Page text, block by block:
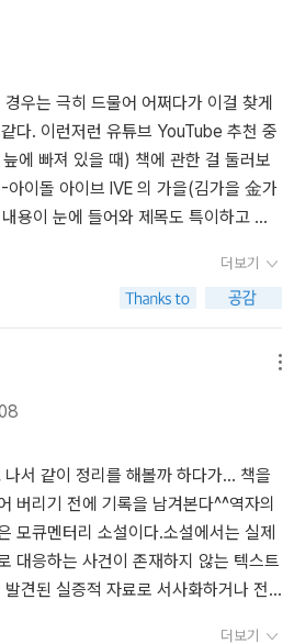
, 크고 흰, 사람처럼 생긴 동물과 같은
자의 자살이 잇따르고 있다는 ‘스피리
문의 진상을 파악하기 위한 편집자의
입니다. 그러나 연관이 없어 보이는 이
느 장소에서 벌어지는 기이한 일들’을
게 되며, 독자는 화자의 친구가 실종된
작할 수 있게 됩니다. 제가 인상 깊게 느
읽기 시작했음에도 점차 느끼게 되는
지가 ‘긴키 지방의 어느 장소’와의 연관
현실성을 획득하게 됩니다. 여러 지역
간에서 ‘있을법한 유사한’ 사건이 계속
듯’하다고 인지하게 되는 것인데, 감정
적이며 99%의 거짓에 1%의 진실만을
일 치하의 국민들이 넘어갔던 것과 유
획득한 리얼리티는 정체가 불분명한
리와 시너지 효과를 일으키게 되며, 마
의 근원에 독자는 진실로 공포감을 느
있는 마지막 부분의 화자의 독자를 향한
도돌이표를 추가하게 됩니다. 결국 처
게 되며 느끼게 되는 소름은, 나도 소설
우는 극히 드물어 어쩌다가 이걸 찾게
다. 이런저런 유튜브 YouTube 추천 중
에 빠져 있을 때) 책에 관한 걸 둘러보
아이돌 아이브 IVE 의 가을(김가을 金가
용이 눈에 들어와 제목도 특이하고 어
미롭게 읽을 수 있을 것 같다. 괜한 으스
이 들기는 하지만 아주 괴로운 기분으
서 읽을 정도는 아니라) 꽤 재미나다는
질거리긴 하지만. 도쿄에서 오
하거나, 가끔은 라디오나 지방 방송의
도 하는 작가 세스지(필명)는 어느 날 인
시작한다. “제 친구가 소식이 끊기고 말
를 구하고 있습니다.”라는 호소를 시작
불명의 장소와 연관된 것으로 짐작되는
취, 잡지 기사, 독자의 제보 편지, 인터넷
형태로 나열된다. 그리고 중간 중간 이
을 추적하는 오컬트 잡지 편집자이자 현
더보기
서 같이 정리를 해볼까 하다가... 책을
버리기 전에 기록을 남겨본다^^​역자의
모큐멘터리 소설이다.소설에서는 실제
대응하는 사건이 존재하지 않는 텍스트
견된 실증적 자료로 서사화하거나 전
더보기